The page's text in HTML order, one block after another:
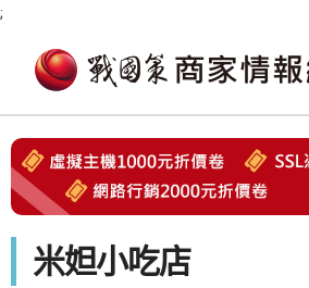
;
米妲小吃店